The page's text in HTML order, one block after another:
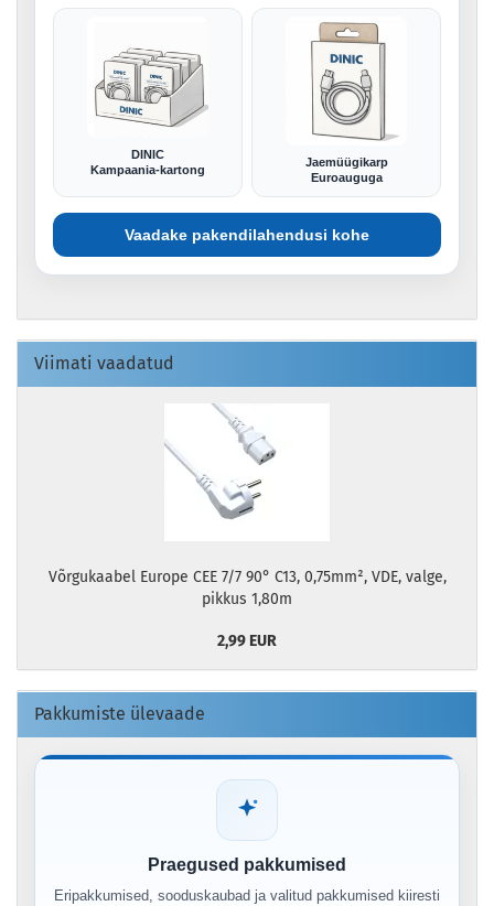
DINIC
Kampaania-kartong
Jaemüügikarp
Euroauguga
Vaadake pakendilahendusi kohe
Viimati vaadatud
Võrgukaabel Europe CEE 7/7 90° C13, 0,75mm², VDE, valge,
pikkus 1,80m
2,99 EUR
Pakkumiste ülevaade
Praegused pakkumised
Eripakkumised, sooduskaubad ja valitud pakkumised kiiresti